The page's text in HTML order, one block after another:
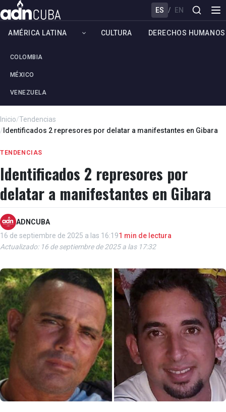
ES / EN
AMÉRICA LATINA
COLOMBIA
MÉXICO
VENEZUELA
CULTURA DERECHOS HUMANOS
Inicio/Tendencias
/ Identificados 2 represores por delatar a manifestantes en Gibara
TENDENCIAS
Identificados 2 represores por
delatar a manifestantes en Gibara
ADNCUBA
16 de septiembre de 2025 a las 16:191 min de lectura
Actualizado: 16 de septiembre de 2025 a las 17:32